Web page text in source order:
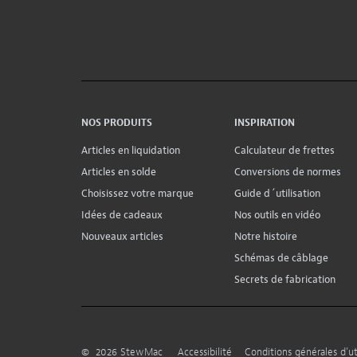
NOS PRODUITS
Articles en liquidation
Articles en solde
Choisissez votre marque
Idées de cadeaux
Nouveaux articles
INSPIRATION
Calculateur de frettes
Conversions de normes
Guide d´utilisation
Nos outils en vidéo
Notre histoire
Schémas de câblage
Secrets de fabrication
© 2026 StewMac Accessibilité Conditions générales